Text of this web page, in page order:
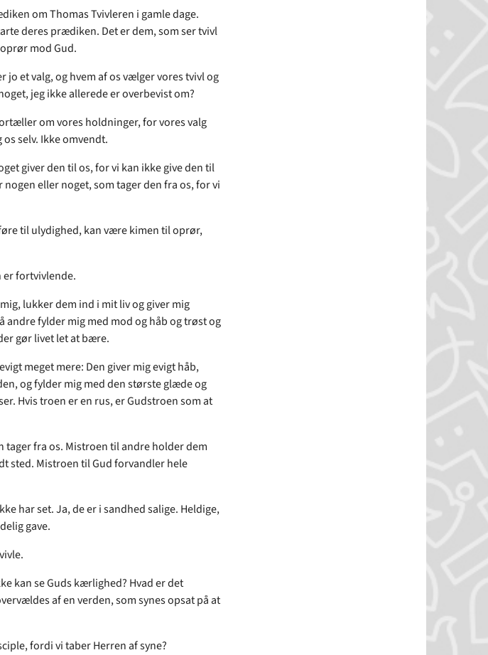
om Thomas Tvivleren i gamle dage.
deres prædiken. Det er dem, som ser tvivl
mod Gud.
et valg, og hvem af os vælger vores tvivl og
jeg ikke allerede er overbevist om?
om vores holdninger, for vores valg
selv. Ikke omvendt.
giver den til os, for vi kan ikke give den til
nogen eller noget, som tager den fra os, for vi
til ulydighed, kan være kimen til oprør,
er fortvivlende.
lukker dem ind i mit liv og giver mig
fylder mig med mod og håb og trøst og
gør livet let at bære.
meget mere: Den giver mig evigt håb,
og fylder mig med den største glæde og
Hvis troen er en rus, er Gudstroen som at
tager fra os. Mistroen til andre holder dem
sted. Mistroen til Gud forvandler hele
har set. Ja, de er i sandhed salige. Heldige,
gave.
kan se Guds kærlighed? Hvad er det
af en verden, som synes opsat på at
fordi vi taber Herren af syne?